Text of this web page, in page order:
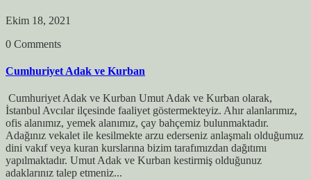
Ekim 18, 2021
0 Comments
Cumhuriyet Adak ve Kurban
Cumhuriyet Adak ve Kurban Umut Adak ve Kurban olarak,
İstanbul Avcılar ilçesinde faaliyet göstermekteyiz. Ahır alanlarımız,
ofis alanımız, yemek alanımız, çay bahçemiz bulunmaktadır.
Adağınız vekalet ile kesilmekte arzu ederseniz anlaşmalı olduğumuz
dini vakıf veya kuran kurslarına bizim tarafımızdan dağıtımı
yapılmaktadır. Umut Adak ve Kurban kestirmiş olduğunuz
adaklarınız talep etmeniz...